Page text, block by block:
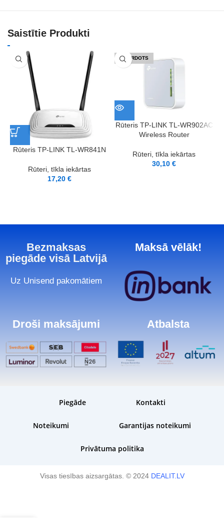
Saistītie Produkti
Rūteris TP-LINK TL-WR841N
Rūteri, tīkla iekārtas
17,20€
IZPĀRDOTS
Rūteris TP-LINK TL-WR902AC
Wireless Router
Rūteri, tīkla iekārtas
30,10€
Bezmaksas
piegāde visā Latvijā
Uz Unisend pakomātiem
Maksā vēlāk!
Droši maksājumi Atbalsta
Piegāde Kontakti
Noteikumi Garantijas noteikumi
Privātuma politika
Visas tiesības aizsargātas. © 2024 DEALIT.LV